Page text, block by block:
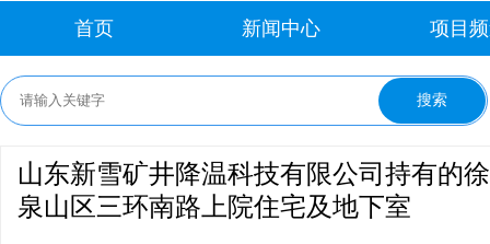
首页 新闻中心 项目
山东新雪矿井降温科技有限公司持有的
泉山区三环南路上院住宅及地下室